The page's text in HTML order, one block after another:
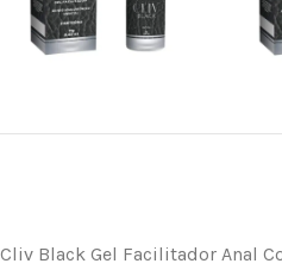
Cliv Black Gel Facilitador Anal